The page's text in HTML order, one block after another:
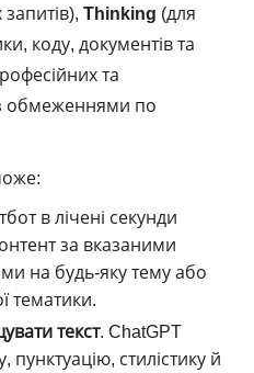
Thinking (для
коду, документів та
та
обмеженнями по
в лічені секунди
за вказаними
на будь-яку тему або
тематики.
текст. ChatGPT
пунктуацію, стилістику й